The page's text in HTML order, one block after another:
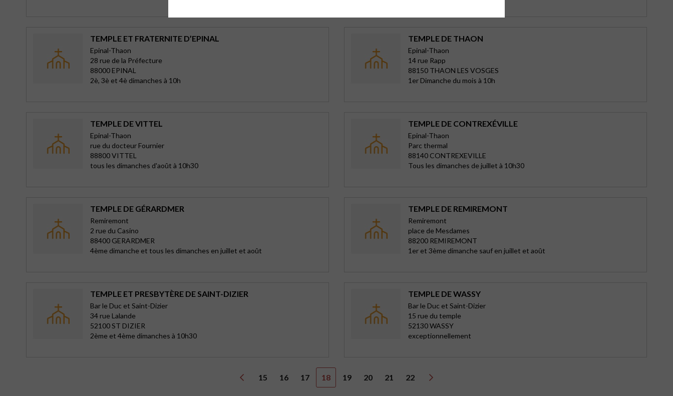
TEMPLE ET FRATERNITE D’EPINAL
Epinal-Thaon
28 rue de la Préfecture
88000 EPINAL
2è, 3è et 4è dimanches à 10h
TEMPLE DE THAON
Epinal-Thaon
14 rue Rapp
88150 THAON LES VOSGES
1er Dimanche du mois à 10h
TEMPLE DE VITTEL
Epinal-Thaon
rue du docteur Fournier
88800 VITTEL
tous les dimanches d'août à 10h30
TEMPLE DE CONTREXÉVILLE
Epinal-Thaon
Parc thermal
88140 CONTREXEVILLE
Tous les dimanches de juillet à 10h30
TEMPLE DE GÉRARDMER
Remiremont
2 rue du Casino
88400 GERARDMER
4ème dimanche et tous les dimanches en juillet et août
TEMPLE DE REMIREMONT
Remiremont
place de Mesdames
88200 REMIREMONT
1er et 3ème dimanche sauf en juillet et août
TEMPLE ET PRESBYTÈRE DE SAINT-DIZIER
Bar le Duc et Saint-Dizier
34 rue Lalande
52100 ST DIZIER
2ème et 4ème dimanches à 10h30
TEMPLE DE WASSY
Bar le Duc et Saint-Dizier
15 rue du temple
52130 WASSY
exceptionnellement
15 16 17 18 19 20 21 22